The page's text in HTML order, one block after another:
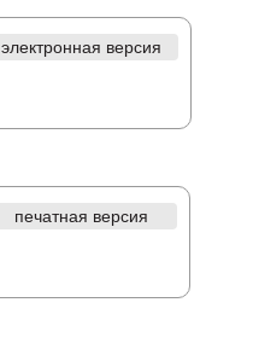
электронная версия
печатная версия